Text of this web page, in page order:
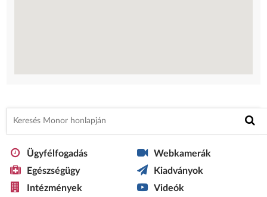
Ügyfélfogadás
Egészségügy
Intézmények
Webkamerák
Kiadványok
Videók